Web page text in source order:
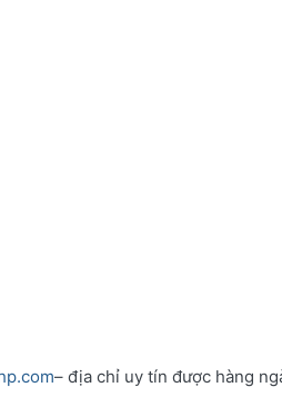
– địa chỉ uy tín được hàng